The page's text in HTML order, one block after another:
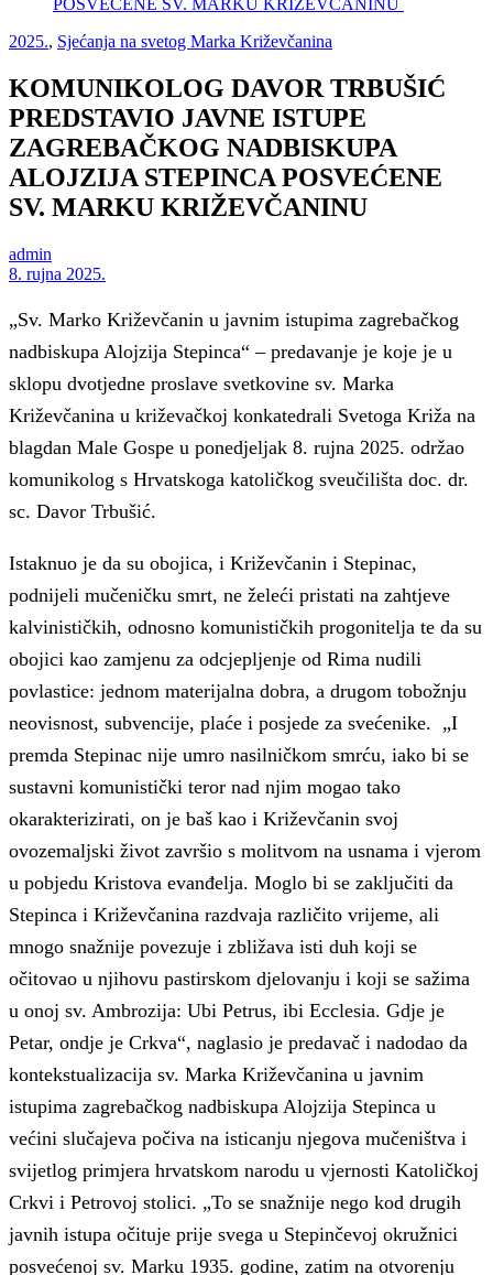
2025., Sjećanja na svetog Marka Križevčanina
KOMUNIKOLOG DAVOR TRBUŠIĆ
PREDSTAVIO JAVNE ISTUPE
ZAGREBAČKOG NADBISKUPA
ALOJZIJA STEPINCA POSVEĆENE
SV. MARKU KRIŽEVČANINU
admin
8. rujna 2025.
„Sv. Marko Križevčanin u javnim istupima zagrebačkog
nadbiskupa Alojzija Stepinca“ – predavanje je koje je u
sklopu dvotjedne proslave svetkovine sv. Marka
Križevčanina u križevačkoj konkatedrali Svetoga Križa na
blagdan Male Gospe u ponedjeljak 8. rujna 2025. održao
komunikolog s Hrvatskoga katoličkog sveučilišta doc. dr.
sc. Davor Trbušić.
Istaknuo je da su obojica, i Križevčanin i Stepinac,
podnijeli mučeničku smrt, ne želeći pristati na zahtjeve
kalvinističkih, odnosno komunističkih progonitelja te da su
obojici kao zamjenu za odcjepljenje od Rima nudili
povlastice: jednom materijalna dobra, a drugom tobožnju
neovisnost, subvencije, plaće i posjede za svećenike. „I
premda Stepinac nije umro nasilničkom smrću, iako bi se
sustavni komunistički teror nad njim mogao tako
okarakterizirati, on je baš kao i Križevčanin svoj
ovozemaljski život završio s molitvom na usnama i vjerom
u pobjedu Kristova evanđelja. Moglo bi se zaključiti da
Stepinca i Križevčanina razdvaja različito vrijeme, ali
mnogo snažnije povezuje i zbližava isti duh koji se
očitovao u njihovu pastirskom djelovanju i koji se sažima
u onoj sv. Ambrozija: Ubi Petrus, ibi Ecclesia. Gdje je
Petar, ondje je Crkva“, naglasio je predavač i nadodao da
kontekstualizacija sv. Marka Križevčanina u javnim
istupima zagrebačkog nadbiskupa Alojzija Stepinca u
većini slučajeva počiva na isticanju njegova mučeništva i
svijetlog primjera hrvatskom narodu u vjernosti Katoličkoj
Crkvi i Petrovoj stolici. „To se snažnije nego kod drugih
javnih istupa očituje prije svega u Stepinčevoj okružnici
posvećenoj sv. Marku 1935. godine, zatim na otvorenju